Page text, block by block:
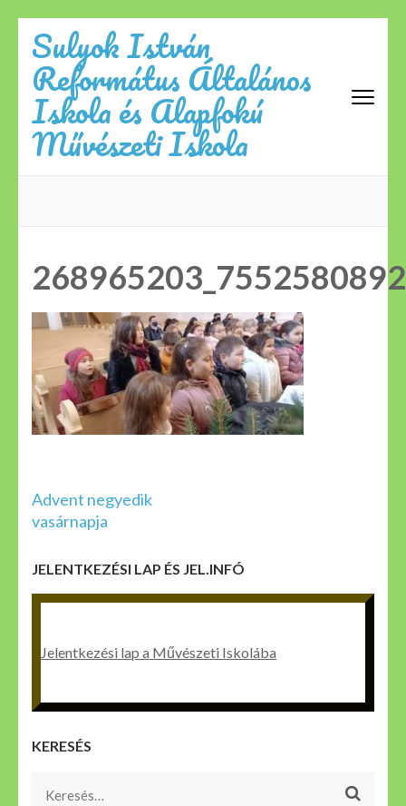
content
(Press
Enter)
Sulyok István
Református Általános
Iskola és Alapfokú
Művészeti Iskola
Bejegyzés
navigáció
Advent negyedik
vasárnapja
JELENTKEZÉSI LAP ÉS JEL.INFÓ
Jelentkezési lap a Művészeti Iskolába
KERESÉS
Keresés: